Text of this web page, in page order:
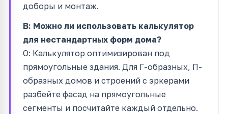
доборы и монтаж.
В: Можно ли использовать калькулятор
для нестандартных форм дома?
О: Калькулятор оптимизирован под
прямоугольные здания. Для Г-образных, П-
образных домов и строений с эркерами
разбейте фасад на прямоугольные
сегменты и посчитайте каждый отдельно.